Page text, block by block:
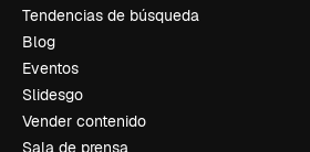
Tendencias de búsqueda
Blog
Eventos
Slidesgo
Vender contenido
Sala de prensa